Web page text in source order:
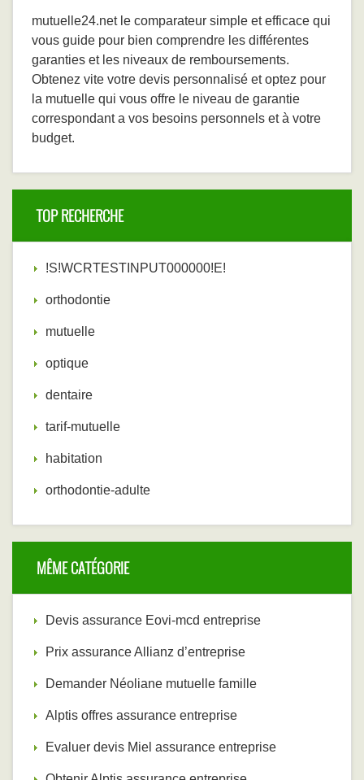
mutuelle24.net le comparateur simple et efficace qui
vous guide pour bien comprendre les différentes
garanties et les niveaux de remboursements.
Obtenez vite votre devis personnalisé et optez pour
la mutuelle qui vous offre le niveau de garantie
correspondant a vos besoins personnels et à votre
budget.
TOP RECHERCHE
!S!WCRTESTINPUT000000!E!
orthodontie
mutuelle
optique
dentaire
tarif-mutuelle
habitation
orthodontie-adulte
MÊME CATÉGORIE
Devis assurance Eovi-mcd entreprise ‎
Prix assurance Allianz d’entreprise
Demander Néoliane mutuelle famille ‎
Alptis offres assurance entreprise ‎
Evaluer devis Miel assurance entreprise ‎